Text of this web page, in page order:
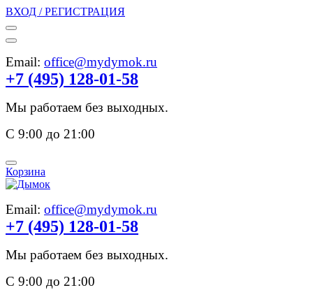
ВХОД / РЕГИСТРАЦИЯ
Email: office@mydymok.ru
+7 (495) 128-01-58
Мы работаем без выходных.
С 9:00 до 21:00
Корзина
Email: office@mydymok.ru
+7 (495) 128-01-58
Мы работаем без выходных.
С 9:00 до 21:00